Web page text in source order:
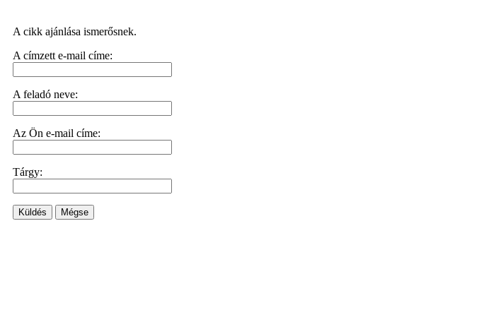
A cikk ajánlása ismerősnek.
A címzett e-mail címe:
A feladó neve:
Az Ön e-mail címe:
Tárgy:
Küldés Mégse